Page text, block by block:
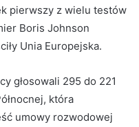
pierwszy z wielu testów
Boris Johnson
Unia Europejska.
głosowali 295 do 221
która
umowy rozwodowej